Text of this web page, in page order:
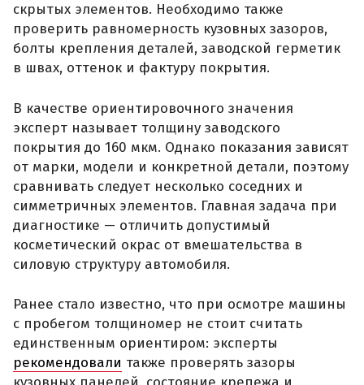
скрытых элементов. Необходимо также
проверить равномерность кузовных зазоров,
болты крепления деталей, заводской герметик
в швах, оттенок и фактуру покрытия.
В качестве ориентировочного значения
эксперт называет толщину заводского
покрытия до 160 мкм. Однако показания зависят
от марки, модели и конкретной детали, поэтому
сравнивать следует несколько соседних и
симметричных элементов. Главная задача при
диагностике — отличить допустимый
косметический окрас от вмешательства в
силовую структуру автомобиля.
Ранее стало известно, что при осмотре машины
с пробегом толщиномер не стоит считать
единственным ориентиром: эксперты
рекомендовали также проверять зазоры